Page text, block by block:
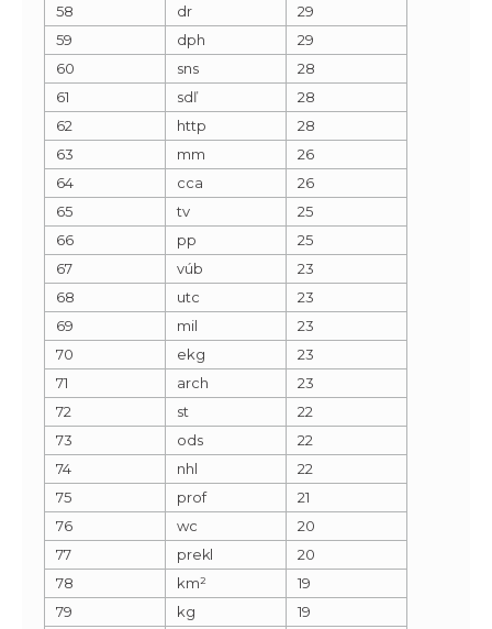
58
dr
29
59
dph
29
60
sns
28
61
sdľ
28
62
http
28
63
mm
26
64
cca
26
65
tv
25
66
pp
25
67
vúb
23
68
utc
23
69
mil
23
70
ekg
23
71
arch
23
72
st
22
73
ods
22
74
nhl
22
75
prof
21
76
wc
20
77
prekl
20
78
km²
19
79
kg
19